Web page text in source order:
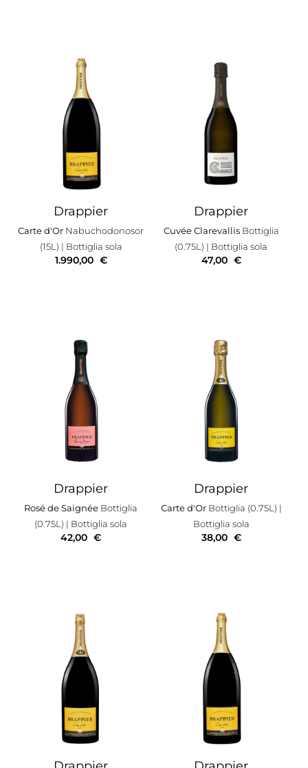
Drappier
Carte d'Or Nabuchodonosor
(15L) | Bottiglia sola
1.990,00 €
Drappier
Cuvée Clarevallis Bottiglia
(0.75L) | Bottiglia sola
47,00 €
Drappier
Rosé de Saignée Bottiglia
(0.75L) | Bottiglia sola
42,00 €
Drappier
Carte d'Or Bottiglia (0.75L) |
Bottiglia sola
38,00 €